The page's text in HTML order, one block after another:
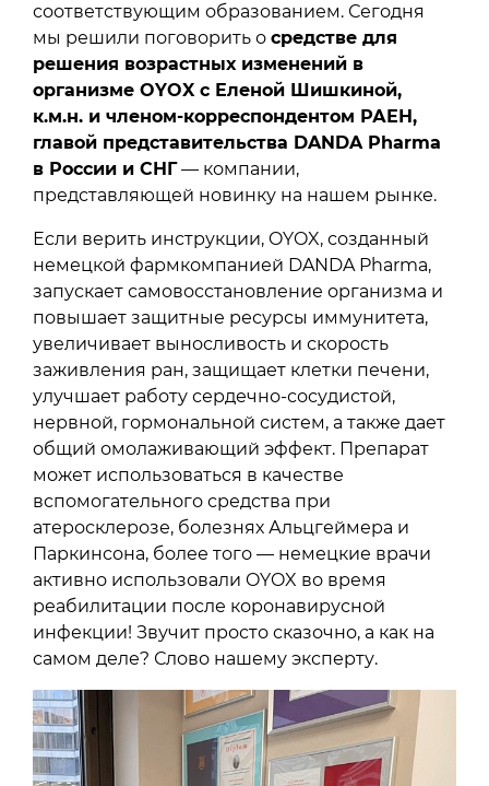
соответствующим образованием. Сегодня
мы решили поговорить о средстве для
решения возрастных изменений в
организме OYOX с Еленой Шишкиной,
к.м.н. и членом-корреспондентом РАЕН,
главой представительства DANDA Pharma
в России и СНГ— компании,
представляющей новинку на нашем рынке.
Если верить инструкции, OYOX, созданный
немецкой фармкомпанией DANDA Pharma,
запускает самовосстановление организма и
повышает защитные ресурсы иммунитета,
увеличивает выносливость и скорость
заживления ран, защищает клетки печени,
улучшает работу сердечно-сосудистой,
нервной, гормональной систем, а также дает
общий омолаживающий эффект. Препарат
может использоваться в качестве
вспомогательного средства при
атеросклерозе, болезнях Альцгеймера и
Паркинсона, более того — немецкие врачи
активно использовали OYOX во время
реабилитации после коронавирусной
инфекции! Звучит просто сказочно, а как на
самом деле? Слово нашему эксперту.